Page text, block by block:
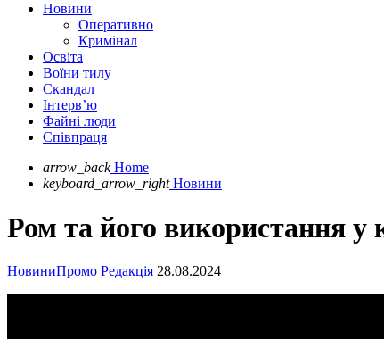
Новини
Оперативно
Кримінал
Освіта
Воїни тилу
Скандал
Інтерв’ю
Файні люди
Співпраця
arrow_back Home
keyboard_arrow_right Новини
Ром та його використання у
НовиниПромо Редакція 28.08.2024